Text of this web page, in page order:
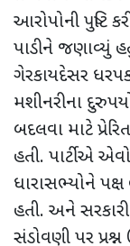
આરોપોની પુષ્ટિ
પાડીને જણાવ્યું
ગેરકાયદેસર
મશીનરીના
બદલવા માટે
હતી. પાર્ટીએ
ધારાસભ્યોને
હતી. અને
સંડોવણી પર પ્રશ્ન